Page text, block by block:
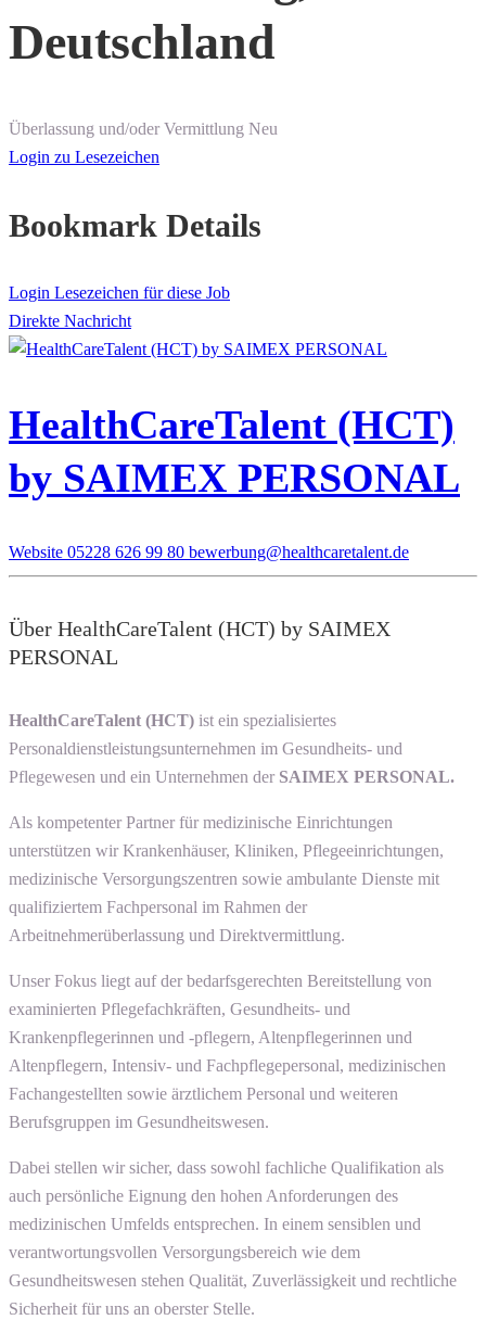
Deutschland
Überlassung und/oder Vermittlung Neu
Login zu Lesezeichen
Bookmark Details
Login Lesezeichen für diese Job
Direkte Nachricht
HealthCareTalent (HCT)
by SAIMEX PERSONAL
Website 05228 626 99 80 bewerbung@healthcaretalent.de
Über HealthCareTalent (HCT) by SAIMEX
PERSONAL
HealthCareTalent (HCT) ist ein spezialisiertes
Personaldienstleistungsunternehmen im Gesundheits- und
Pflegewesen und ein Unternehmen der SAIMEX PERSONAL.
Als kompetenter Partner für medizinische Einrichtungen
unterstützen wir Krankenhäuser, Kliniken, Pflegeeinrichtungen,
medizinische Versorgungszentren sowie ambulante Dienste mit
qualifiziertem Fachpersonal im Rahmen der
Arbeitnehmerüberlassung und Direktvermittlung.
Unser Fokus liegt auf der bedarfsgerechten Bereitstellung von
examinierten Pflegefachkräften, Gesundheits- und
Krankenpflegerinnen und -pflegern, Altenpflegerinnen und
Altenpflegern, Intensiv- und Fachpflegepersonal, medizinischen
Fachangestellten sowie ärztlichem Personal und weiteren
Berufsgruppen im Gesundheitswesen.
Dabei stellen wir sicher, dass sowohl fachliche Qualifikation als
auch persönliche Eignung den hohen Anforderungen des
medizinischen Umfelds entsprechen. In einem sensiblen und
verantwortungsvollen Versorgungsbereich wie dem
Gesundheitswesen stehen Qualität, Zuverlässigkeit und rechtliche
Sicherheit für uns an oberster Stelle.